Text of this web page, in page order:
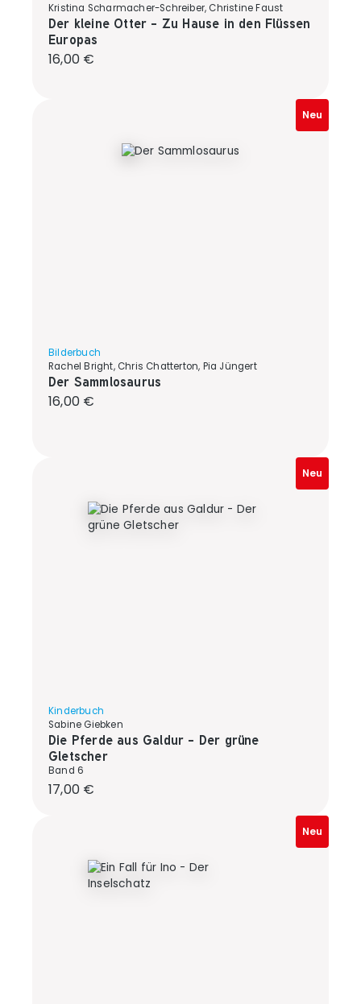
Kristina Scharmacher-Schreiber, Christine Faust
Der kleine Otter - Zu Hause in den Flüssen
Europas
Regulärer Preis:
16,00 €
Neu
Bilderbuch
Rachel Bright, Chris Chatterton, Pia Jüngert
Der Sammlosaurus
Regulärer Preis:
16,00 €
Neu
Kinderbuch
Sabine Giebken
Die Pferde aus Galdur - Der grüne
Gletscher
Band 6
Regulärer Preis:
17,00 €
Neu